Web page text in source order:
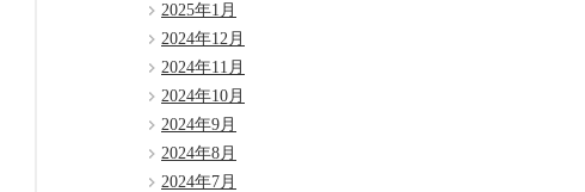
2025年1月
2024年12月
2024年11月
2024年10月
2024年9月
2024年8月
2024年7月